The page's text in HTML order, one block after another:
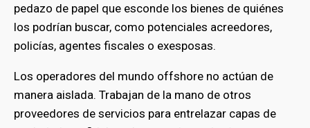
pedazo de papel que esconde los bienes de quiénes
los podrían buscar, como potenciales acreedores,
policías, agentes fiscales o exesposas.
Los operadores del mundo offshore no actúan de
manera aislada. Trabajan de la mano de otros
proveedores de servicios para entrelazar capas de